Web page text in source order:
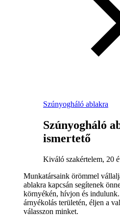
Szúnyogháló ablakra
Szúnyogháló
ismertető
Kiváló szakértelem, 20
Munkatársaink örömmel
ablakra kapcsán segítenek
környékén, hívjon és
árnyékolás területén, éljen a
válasszon minket.